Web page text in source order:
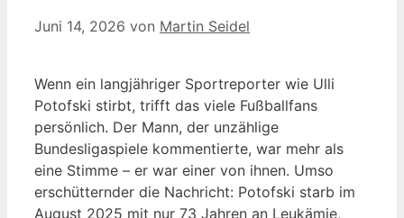
Juni 14, 2026 von Martin Seidel
Wenn ein langjähriger Sportreporter wie Ulli
Potofski stirbt, trifft das viele Fußballfans
persönlich. Der Mann, der unzählige
Bundesligaspiele kommentierte, war mehr als
eine Stimme – er war einer von ihnen. Umso
erschütternder die Nachricht: Potofski starb im
August 2025 mit nur 73 Jahren an Leukämie,